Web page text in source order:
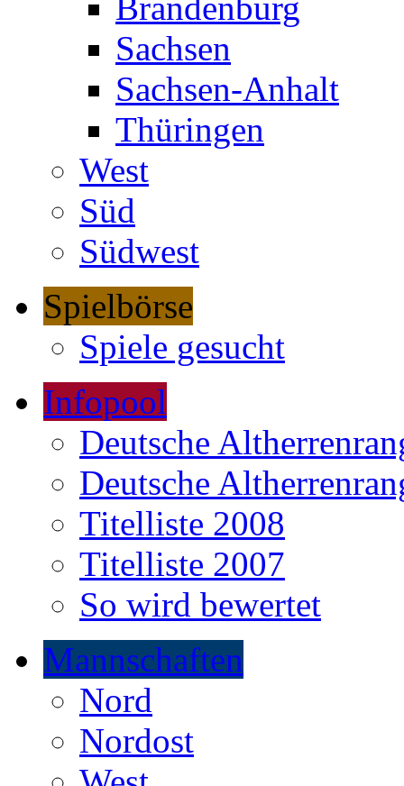
Brandenburg
Sachsen
Sachsen-Anhalt
Thüringen
West
Süd
Südwest
Spielbörse
Spiele gesucht
Infopool
Deutsche
Deutsche
Titelliste 2008
Titelliste 2007
So wird bewertet
Mannschaften
Nord
Nordost